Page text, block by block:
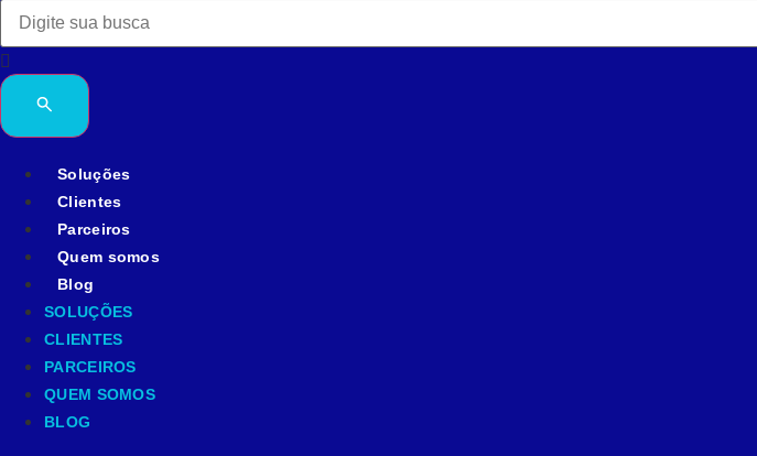
Soluções
Clientes
Parceiros
Quem somos
Blog
SOLUÇÕES
CLIENTES
PARCEIROS
QUEM SOMOS
BLOG